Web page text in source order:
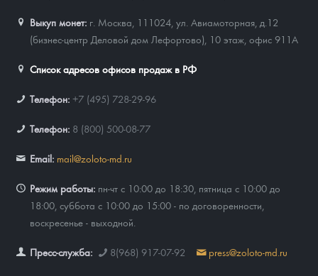
Выкуп монет: г. Москва, 111024, ул. Авиамоторная, д.12
(бизнес-центр Деловой дом Лефортово), 10 этаж, офис 911А
Список адресов офисов продаж в РФ
Телефон: +7 (495) 728-29-96
Телефон: 8 (800) 500-08-77
Email: mail@zoloto-md.ru
Режим работы: пн-чт с 10:00 до 18:30, пятница с 10:00 до
18:00, суббота с 10:00 до 15:00 - по договоренности,
воскресенье - выходной.
Пресс-служба: 8(968) 917-07-92 press@zoloto-md.ru